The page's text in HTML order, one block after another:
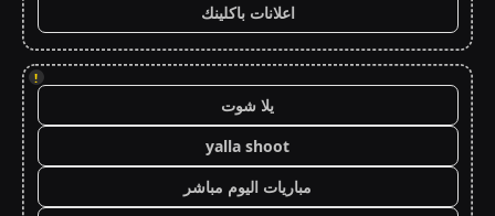
اعلانات باكلينك
!
يلا شوت
yalla shoot
مباريات اليوم مباشر